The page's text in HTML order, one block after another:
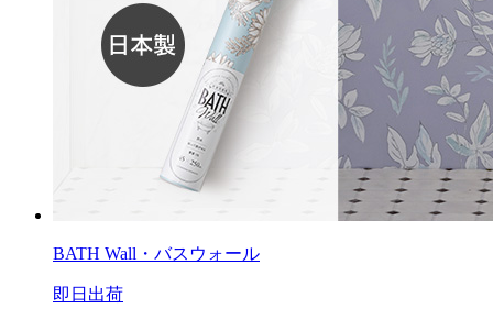
BATH Wall・バスウォール
即日出荷